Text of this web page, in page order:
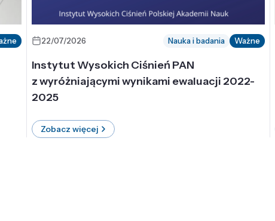
22/07/2026 Nauka i badania Ważne
Instytut Wysokich Ciśnień PAN
z wyróżniającymi wynikami ewaluacji 2022-
2025
Zobacz więcej